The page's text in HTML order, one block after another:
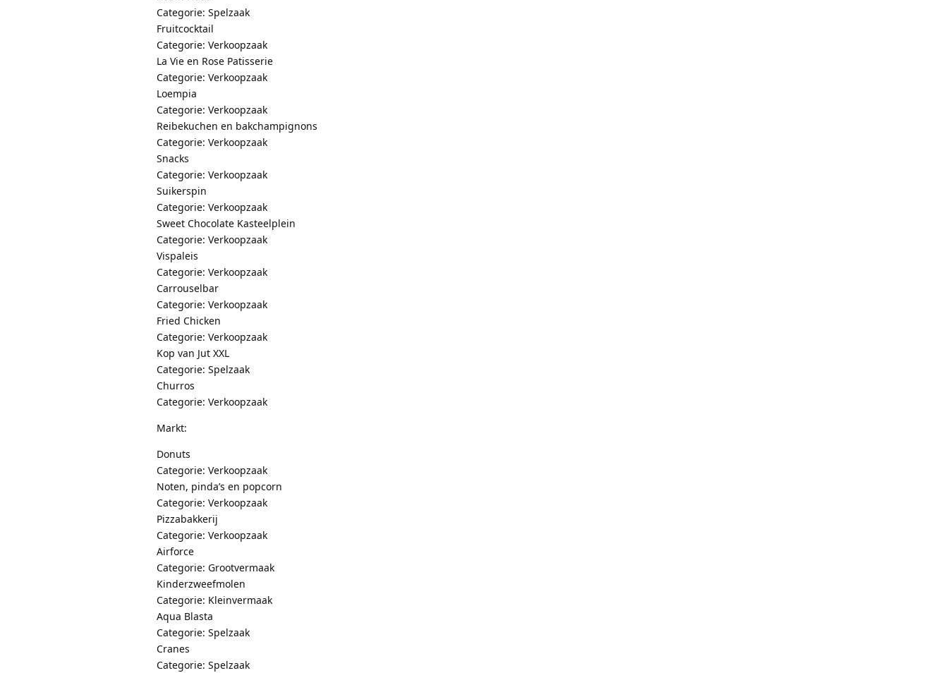
Categorie: Spelzaak
Fruitcocktail
Categorie: Verkoopzaak
La Vie en Rose Patisserie
Categorie: Verkoopzaak
Loempia
Categorie: Verkoopzaak
Reibekuchen en bakchampignons
Categorie: Verkoopzaak
Snacks
Categorie: Verkoopzaak
Suikerspin
Categorie: Verkoopzaak
Sweet Chocolate Kasteelplein
Categorie: Verkoopzaak
Vispaleis
Categorie: Verkoopzaak
Carrouselbar
Categorie: Verkoopzaak
Fried Chicken
Categorie: Verkoopzaak
Kop van Jut XXL
Categorie: Spelzaak
Churros
Categorie: Verkoopzaak
Markt:
Donuts
Categorie: Verkoopzaak
Noten, pinda’s en popcorn
Categorie: Verkoopzaak
Pizzabakkerij
Categorie: Verkoopzaak
Airforce
Categorie: Grootvermaak
Kinderzweefmolen
Categorie: Kleinvermaak
Aqua Blasta
Categorie: Spelzaak
Cranes
Categorie: Spelzaak